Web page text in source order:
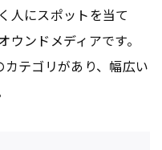
人にスポットを当て
ンドメディアです。
テゴリがあり、幅広い